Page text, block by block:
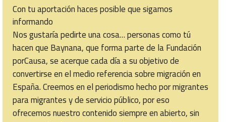
Con tu aportación haces posible que sigamos
informando
Nos gustaría pedirte una cosa… personas como tú
hacen que Baynana, que forma parte de la Fundación
porCausa, se acerque cada día a su objetivo de
convertirse en el medio referencia sobre migración en
España. Creemos en el periodismo hecho por migrantes
para migrantes y de servicio público, por eso
ofrecemos nuestro contenido siempre en abierto, sin